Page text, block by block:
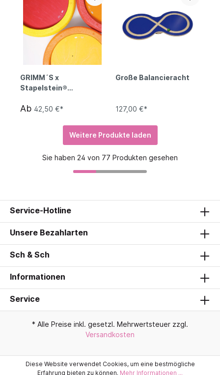
GRIMM´S x
Stapelstein®
Ab 42,50 €*
Große Balancieracht
127,00 €*
Weitere Produkte laden
Sie haben 24 von 77 Produkten gesehen
Service-Hotline
Unsere Bezahlarten
Sch & Sch
Informationen
Service
* Alle Preise inkl. gesetzl. Mehrwertsteuer zzgl.
Versandkosten
Diese Website verwendet Cookies, um eine bestmögliche
Erfahrung bieten zu können. Mehr Informationen ...